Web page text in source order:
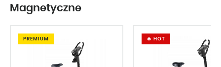
Magnetyczne
PREMIUM 🔥 HOT